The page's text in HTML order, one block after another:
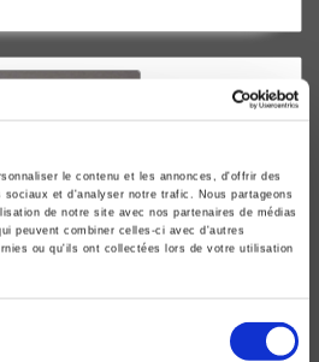
le contenu et les annonces, d'offrir des
et d'analyser notre trafic. Nous partageons
de notre site avec nos partenaires de médias
peuvent combiner celles-ci avec d'autres
ou qu'ils ont collectées lors de votre utilisation